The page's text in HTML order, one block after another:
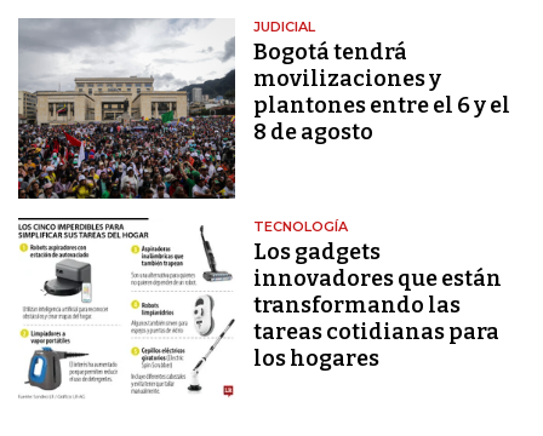
JUDICIAL
Bogotá tendrá
movilizaciones y
plantones entre el 6 y el
8 de agosto
TECNOLOGÍA
Los gadgets
innovadores que están
transformando las
tareas cotidianas para
los hogares